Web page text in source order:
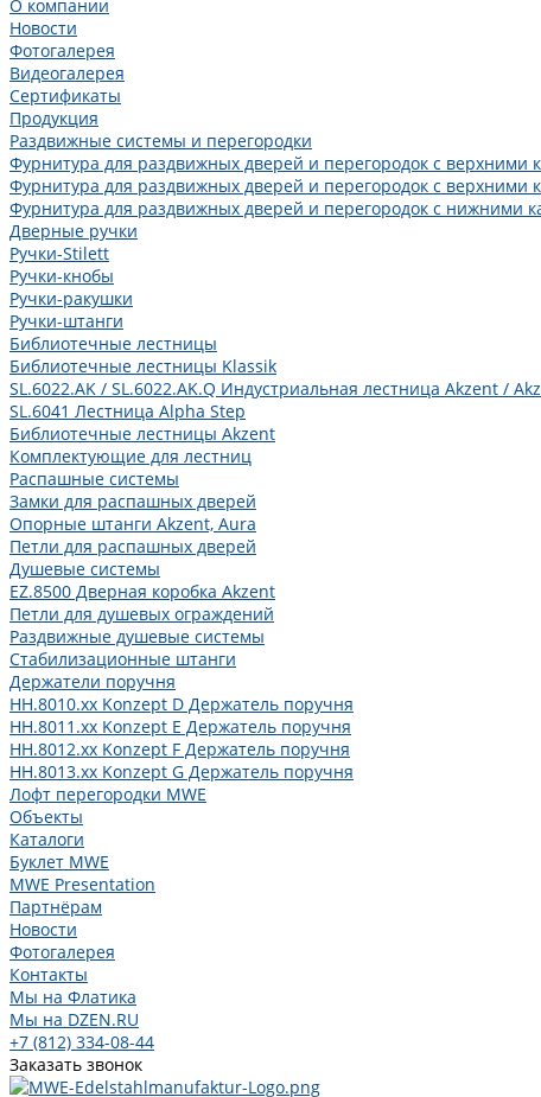
О компании
Новости
Фотогалерея
Видеогалерея
Сертификаты
Продукция
Раздвижные системы и перегородки
Фурнитура для раздвижных дверей и перегородок с верхними
Фурнитура для раздвижных дверей и перегородок с верхними
Фурнитура для раздвижных дверей и перегородок с нижними
Дверные ручки
Ручки-Stilett
Ручки-кнобы
Ручки-ракушки
Ручки-штанги
Библиотечные лестницы
Библиотечные лестницы Klassik
SL.6022.AK / SL.6022.AK.Q Индустриальная лестница Akzent /
SL.6041 Лестница Alpha Step
Библиотечные лестницы Akzent
Комплектующие для лестниц
Распашные системы
Замки для распашных дверей
Опорные штанги Akzent, Aura
Петли для распашных дверей
Душевые системы
EZ.8500 Дверная коробка Akzent
Петли для душевых ограждений
Раздвижные душевые системы
Стабилизационные штанги
Держатели поручня
HH.8010.xx Konzept D Держатель поручня
HH.8011.xx Konzept E Держатель поручня
HH.8012.xx Konzept F Держатель поручня
HH.8013.xx Konzept G Держатель поручня
Лофт перегородки MWE
Объекты
Каталоги
Буклет MWE
MWE Presentation
Партнёрам
Новости
Фотогалерея
Контакты
Мы на Флатика
Мы на DZEN.RU
+7 (812) 334-08-44
Заказать звонок